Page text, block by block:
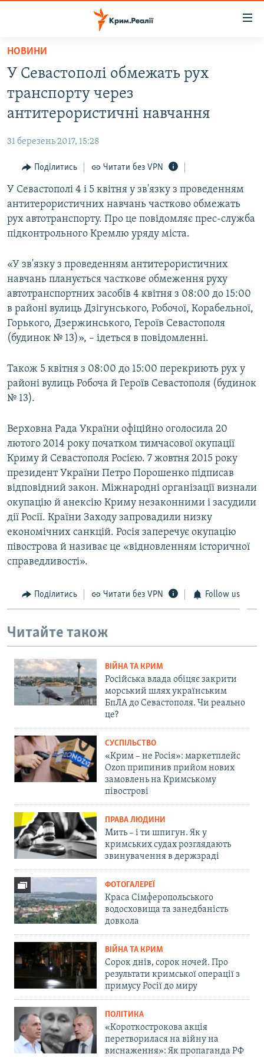
Перейти
основного
матеріалу
Перейти
до
основної
навігації
Перейти
пошуку
ВІДЕО ТА ФОТО
БЛОГИ
ПОГЛЯД
ІНТЕРВ'Ю
ВСЕ ЗА ДЕНЬ
СПЕЦПРОЕКТИ
ВІДЕОУРОКИ «ELIFBE»
СВІДЧЕННЯ ОКУПАЦІЇ
УКРАЇНСЬКА ПРОБЛЕМА КРИМУ
ІНФОГРАФІКА
Русский
Qırımtatar
ДОЛУЧАЙСЯ!
Усі сайти RFE/RL
НОВИНИ
У Севастополі обмежать рух
транспорту через
антитерористичні навчання
31 березень 2017, 15:28
Поділитись Читати без VPN
У Севастополі 4 і 5 квітня у зв'язку з проведенням
антитерористичних навчань частково обмежать
рух автотранспорту. Про це повідомляє прес-служба
підконтрольного Кремлю уряду міста.
«У зв'язку з проведенням антитерористичних
навчань планується часткове обмеження руху
автотранспортних засобів 4 квітня з 08:00 до 15:00
в районі вулиць Дзігунського, Робочої, Корабельної,
Горького, Дзержинського, Героїв Севастополя
(будинок № 13)», – ідеться в повідомленні.
Також 5 квітня з 08:00 до 15:00 перекриють рух у
районі вулиць Робоча й Героїв Севастополя (будинок
№ 13).
Верховна Рада України офіційно оголосила 20
лютого 2014 року початком тимчасової окупації
Криму й Севастополя Росією. 7 жовтня 2015 року
президент України Петро Порошенко підписав
відповідний закон. Міжнародні організації визнали
окупацію й анексію Криму незаконними і засудили
дії Росії. Країни Заходу запровадили низку
економічних санкцій. Росія заперечує окупацію
півострова й називає це «відновленням історичної
справедливості».
Поділитись Читати без VPN Follow us
Читайте також
ВІЙНА ТА КРИМ
Російська влада обіцяє закрити
морський шлях українським
БпЛА до Севастополя. Чи реально
це?
СУСПІЛЬСТВО
«Крим – не Росія»: маркетплейс
Ozon припинив прийом нових
замовлень на Кримському
півострові
ПРАВА ЛЮДИНИ
Мить – і ти шпигун. Як у
кримських судах розглядають
звинувачення в держзраді
ФОТОГАЛЕРЕЇ
Краса Сімферопольського
водосховища та занедбаність
довкола
ВІЙНА ТА КРИМ
Сорок днів, сорок ночей. Про
результати кримської операції з
примусу Росії до миру
ПОЛІТИКА
«Короткострокова акція
перетворилася на війну на
виснаження»: Як пропаганда РФ